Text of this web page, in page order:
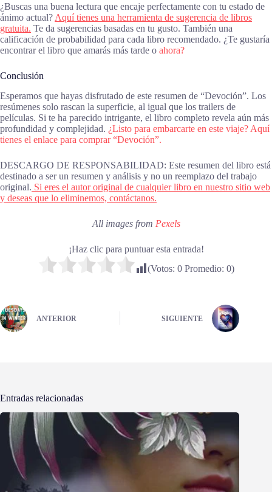
¿Buscas una buena lectura que encaje perfectamente con tu estado de
ánimo actual? Aquí tienes una herramienta de sugerencia de libros
gratuita. Te da sugerencias basadas en tu gusto. También una
calificación de probabilidad para cada libro recomendado. ¿Te gustaría
encontrar el libro que amarás más tarde o ahora?
Conclusión
Esperamos que hayas disfrutado de este resumen de “Devoción”. Los
resúmenes solo rascan la superficie, al igual que los trailers de
películas. Si te ha parecido intrigante, el libro completo revela aún más
profundidad y complejidad. ¿Listo para embarcarte en este viaje? Aquí
tienes el enlace para comprar “Devoción”.
DESCARGO DE RESPONSABILIDAD: Este resumen del libro está
destinado a ser un resumen y análisis y no un reemplazo del trabajo
original. Si eres el autor original de cualquier libro en nuestro sitio web
y deseas que lo eliminemos, contáctanos.
All images from Pexels
¡Haz clic para puntuar esta entrada!
(Votos: 0Promedio: 0)
ANTERIOR SIGUIENTE
Entradas relacionadas